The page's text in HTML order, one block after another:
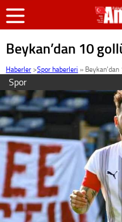
Beykan’dan 10
Haberler >Spor haberleri »
Spor